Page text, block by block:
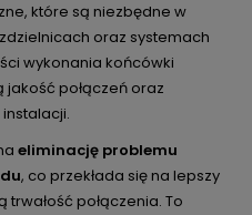
które są niezbędne w
oraz systemach
wykonania końcówki
połączeń oraz
eliminację problemu
, co przekłada się na lepszy
połączenia. To